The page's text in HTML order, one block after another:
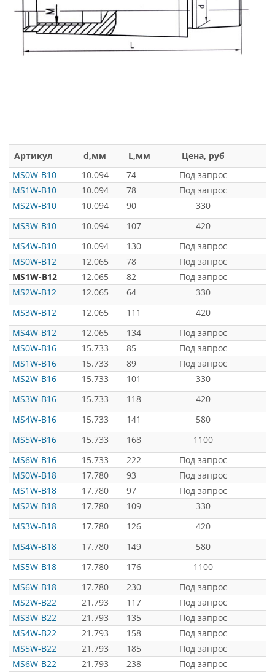
Артикул d,мм L,мм
Цена, руб
MS0W-B10
10.094 74
Под запрос
MS1W-B10
10.094 78
Под запрос
MS2W-B10
10.094 90
330
MS3W-B10
10.094 107
420
MS4W-B10
10.094 130
Под запрос
MS0W-B12
12.065 78
Под запрос
MS1W-B12
12.065 82
Под запрос
MS2W-B12
12.065 64
330
MS3W-B12
12.065 111
420
MS4W-B12
12.065 134
Под запрос
MS0W-B16
15.733 85
Под запрос
MS1W-B16
15.733 89
Под запрос
MS2W-B16
15.733 101
330
MS3W-B16
15.733 118
420
MS4W-B16
15.733 141
580
MS5W-B16
15.733 168
1100
MS6W-B16
15.733 222
Под запрос
MS0W-B18
17.780 93
Под запрос
MS1W-B18
17.780 97
Под запрос
MS2W-B18
17.780 109
330
MS3W-B18
17.780 126
420
MS4W-B18
17.780 149
580
MS5W-B18
17.780 176
1100
MS6W-B18
17.780 230
Под запрос
MS2W-B22
21.793 117
Под запрос
MS3W-B22
21.793 135
Под запрос
MS4W-B22
21.793 158
Под запрос
MS5W-B22
21.793 185
Под запрос
MS6W-B22
21.793 238
Под запрос